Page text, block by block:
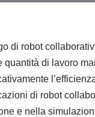
di robot
quantità di lavoro
di robot
e nella